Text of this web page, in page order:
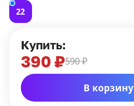
22
Купить:
390 ₽590 ₽
В корзину